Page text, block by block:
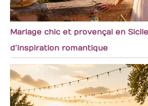
Mariage chic et provençal en
d’inspiration romantique